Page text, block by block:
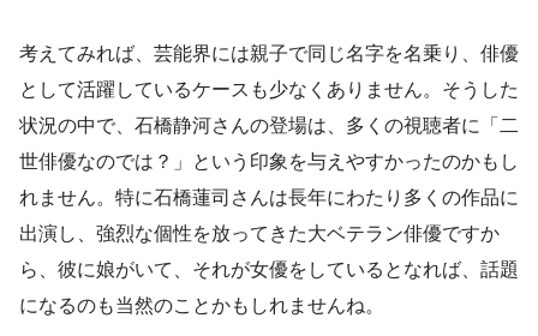
考えてみれば、芸能界には親子で同じ名字を名乗り、俳優
として活躍しているケースも少なくありません。そうした
状況の中で、石橋静河さんの登場は、多くの視聴者に「二
世俳優なのでは？」という印象を与えやすかったのかもし
れません。特に石橋蓮司さんは長年にわたり多くの作品に
出演し、強烈な個性を放ってきた大ベテラン俳優ですか
ら、彼に娘がいて、それが女優をしているとなれば、話題
になるのも当然のことかもしれませんね。